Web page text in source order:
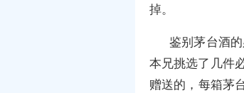
掉。
鉴别茅台酒
本兄挑选了几件
赠送的，每箱茅